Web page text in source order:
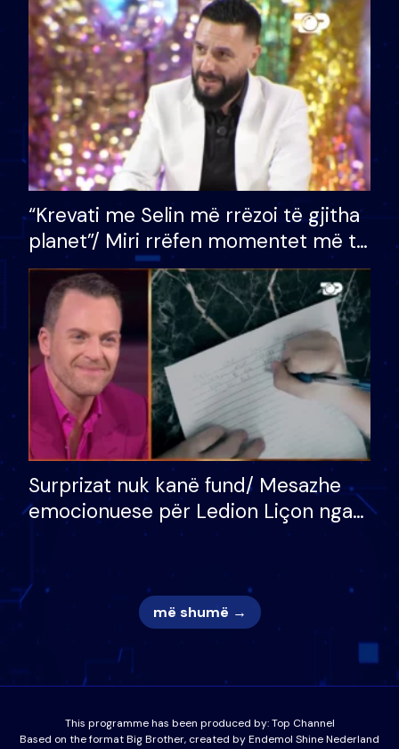
divorci apo jo?
“Krevati me Selin më rrëzoi të gjitha
planet”/ Miri rrëfen momentet më të
bukura në shtëpinë e BB VIP: Do më
mungojë zilja e mëngjesit kur…
Surprizat nuk kanë fund/ Mesazhe
emocionuese për Ledion Liçon nga
nëna dhe fëmijët e tij, moderatori
më shumë →
This programme has been produced by:Top Channel
Based on the format Big Brother, created by Endemol Shine Nederland